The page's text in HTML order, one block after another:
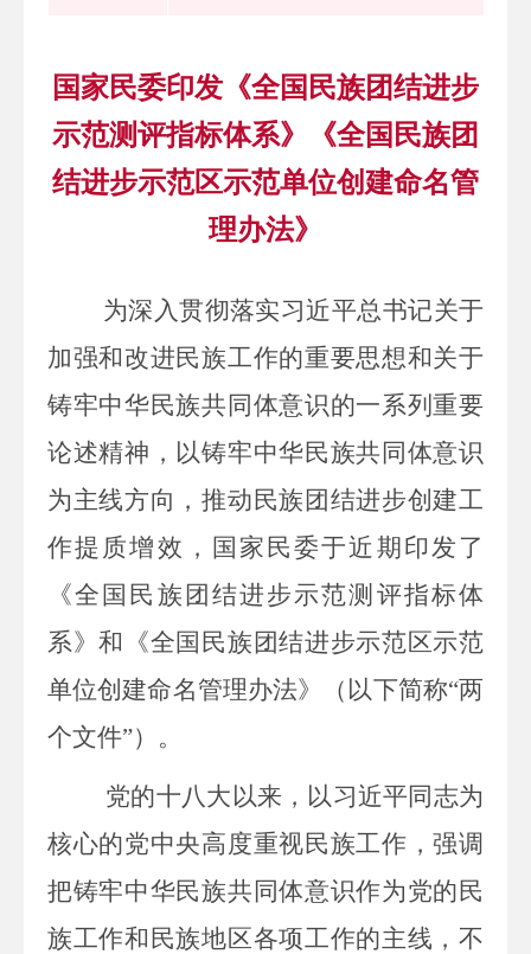
国家民委印发《全国民族团结进步
示范测评指标体系》《全国民族团
结进步示范区示范单位创建命名管
理办法》
为深入贯彻落实习近平总书记关于
加强和改进民族工作的重要思想和关于
铸牢中华民族共同体意识的一系列重要
论述精神，以铸牢中华民族共同体意识
为主线方向，推动民族团结进步创建工
作提质增效，国家民委于近期印发了
《全国民族团结进步示范测评指标体
系》和《全国民族团结进步示范区示范
单位创建命名管理办法》（以下简称“两
个文件”）。
党的十八大以来，以习近平同志为
核心的党中央高度重视民族工作，强调
把铸牢中华民族共同体意识作为党的民
族工作和民族地区各项工作的主线，不